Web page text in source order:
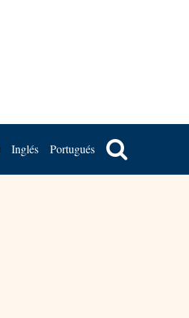
Inglés Portugués